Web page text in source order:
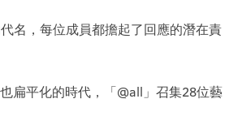
代名，每位成員都擔起了回應的潛在責
扁平化的時代，「@all」召集28位藝